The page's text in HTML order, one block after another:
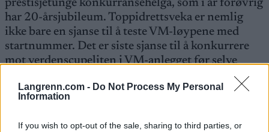
Langrenn.com - Do Not Process My Personal
Information
If you wish to opt-out of the sale, sharing to third parties, or
prestisjetunge konkurransehelga, som i år forøvrig
har 20-årsjubileum. Toppidrettsveka er nemlig
ikke bare en sjanse til å teste VM-løypene med
startnummer. Det er siste sjanse til å konkurrere
mot verdenscupeliten i VM-anlegget før selve
felt til Toppidrettsveka 2024